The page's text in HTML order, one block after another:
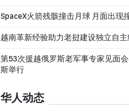
SpaceX火箭残骸撞击月球 月面出现
越南革新经验助力老挝建设独立自
第53次援越俄罗斯老军事专家见面
斯举行
华人动态